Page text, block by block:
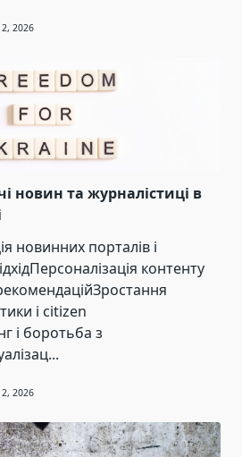
2026
новин та журналістиці в
новинних порталів і
контенту
і citizen
і боротьба з
2026